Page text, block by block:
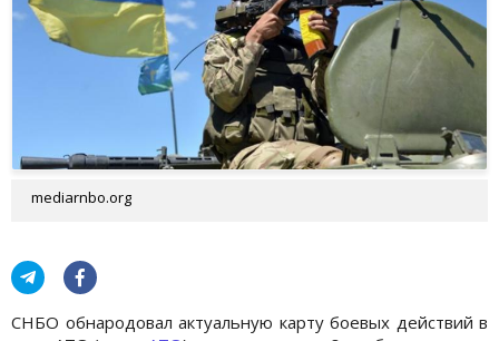
mediarnbo.org
СНБО обнародовал актуальную карту боевых действий в